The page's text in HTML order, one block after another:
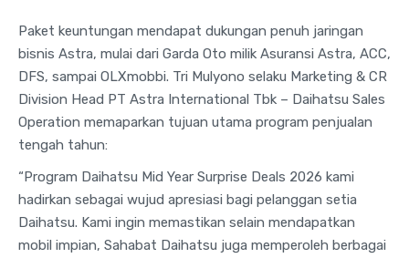
Paket keuntungan mendapat dukungan penuh jaringan
bisnis Astra, mulai dari Garda Oto milik Asuransi Astra, ACC,
DFS, sampai OLXmobbi. Tri Mulyono selaku Marketing & CR
Division Head PT Astra International Tbk – Daihatsu Sales
Operation memaparkan tujuan utama program penjualan
tengah tahun:
“Program Daihatsu Mid Year Surprise Deals 2026 kami
hadirkan sebagai wujud apresiasi bagi pelanggan setia
Daihatsu. Kami ingin memastikan selain mendapatkan
mobil impian, Sahabat Daihatsu juga memperoleh berbagai